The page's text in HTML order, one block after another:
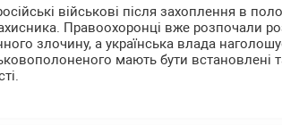
військові після захоплення в
Правоохоронці вже розпочали
злочину, а українська влада
мають бути встановлені